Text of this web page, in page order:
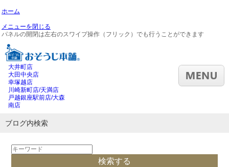
ホーム
メニューを閉じる
パネルの開閉は左右のスワイプ操作（フリック）でも行うことができます
大井町店
大田中央店
幸塚越店
川崎新町店/天満店
戸越銀座駅前店/大森
南店
ブログ内検索